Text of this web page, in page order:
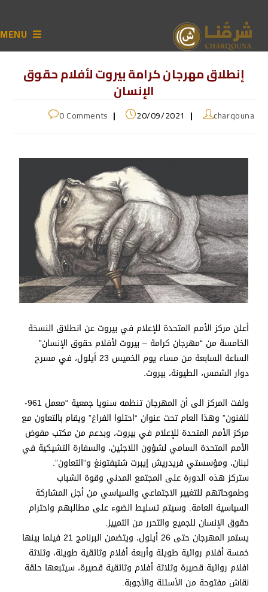
MENU
إنطلاق مهرجان كرامة بيروت لأفلام حقوق
الإنسان
charqouna
20/09/2021
0 Comments
أعلن مركز الأمم المتحدة للإعلام في بيروت عن انطلاق النسخة
الخامسة من “مهرجان كرامة – بيروت لأفلام حقوق الإنسان”
الساعة السابعة من مساء يوم الخميس 23 أيلول، في مسرح
دوار الشمس، الطيونة، بيروت.
ولفت المركز الى أن المهرجان تنظمه سنويا جمعية “معمل 961-
للفنون” وهذا العام تحت عنوان “احتلوا الفراغ” ويقام بالتعاون مع
مركز الأمم المتحدة للإعلام في بيروت، وبدعم من مكتب مفوض
الأمم المتحدة السامي لشؤون اللاجئين، والسفارة التشيكية في
لبنان، ومؤسستي فريدريش إيبرت شتيفتونغ و”التعاون”.
ستركز هذه الدورة على المجتمع المدني وقوة الشباب
وطموحاتهم للتغيير الاجتماعي والسياسي من أجل المشاركة
السياسية العامة. وسيتم تسليط الضوء على مطالبهم واحترام
حقوق الإنسان للجميع والتحرر من التمييز.
يستمر المهرجان حتى 26 أيلول، ويتضمن البرنامج 21 فيلما بينها
خمسة أفلام روائية طويلة وأربعة أفلام وثائقية طويلة، وثلاثة
افلام روائية قصيرة وثلاثة أفلام وثائقية قصيرة، سيتبعها حلقة
نقاش مفتوحة من الأسئلة والأجوبة.